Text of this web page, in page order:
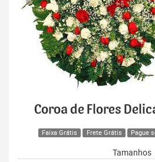
Coroa de Flores
Faixa Grátis Frete Grátis Pague
Tamanhos